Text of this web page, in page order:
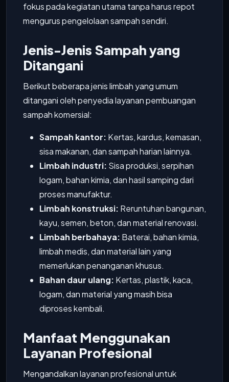
fokus pada kegiatan utama tanpa harus repot
mengurus pengelolaan sampah sendiri.
Jenis-Jenis Sampah yang
Ditangani
Berikut beberapa jenis limbah yang umum
ditangani oleh penyedia layanan pembuangan
sampah komersial:
Sampah kantor: Kertas, kardus, kemasan,
sisa makanan, dan sampah harian lainnya.
Limbah industri: Sisa produksi, serpihan
logam, bahan kimia, dan hasil samping dari
proses manufaktur.
Limbah konstruksi: Reruntuhan bangunan,
kayu, semen, beton, dan material renovasi.
Limbah berbahaya: Baterai, bahan kimia,
limbah medis, dan material lain yang
memerlukan penanganan khusus.
Bahan daur ulang: Kertas, plastik, kaca,
logam, dan material yang masih bisa
diproses kembali.
Manfaat Menggunakan
Layanan Profesional
Mengandalkan layanan profesional untuk